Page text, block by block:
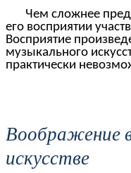
Чем сложнее
его восприятии
Восприятие
музыкального
практически
Воображение
искусстве